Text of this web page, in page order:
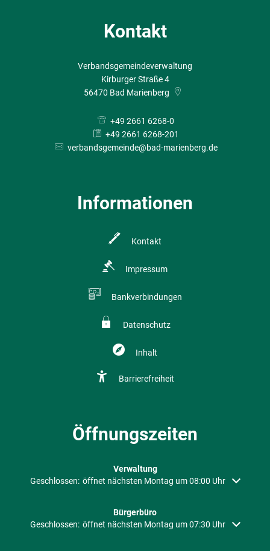
Kontakt
Verbandsgemeindeverwaltung
Kirburger Straße 4
56470 Bad Marienberg
+49 2661 6268-0
+49 2661 6268-201
verbandsgemeinde@bad-marienberg.de
Informationen
Kontakt
Impressum
Bankverbindungen
Datenschutz
Inhalt
Barrierefreiheit
Öffnungszeiten
Verwaltung
Klicken, um weitere Öffnungs- oder Schließzeiten auszublenden
Geschlossen: öffnet nächsten Montag um 08:00 Uhr
Bürgerbüro
Klicken, um weitere Öffnungs- oder Schließzeiten auszublenden
Geschlossen: öffnet nächsten Montag um 07:30 Uhr